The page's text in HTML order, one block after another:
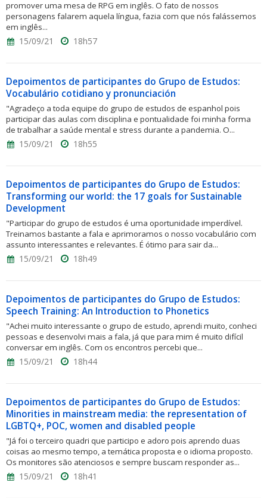
promover uma mesa de RPG em inglês. O fato de nossos
personagens falarem aquela língua, fazia com que nós falássemos
em inglês...
15/09/21 18h57
Depoimentos de participantes do Grupo de Estudos:
Vocabulário cotidiano y pronunciación
"Agradeço a toda equipe do grupo de estudos de espanhol pois
participar das aulas com disciplina e pontualidade foi minha forma
de trabalhar a saúde mental e stress durante a pandemia. O...
15/09/21 18h55
Depoimentos de participantes do Grupo de Estudos:
Transforming our world: the 17 goals for Sustainable
Development
"Participar do grupo de estudos é uma oportunidade imperdível.
Treinamos bastante a fala e aprimoramos o nosso vocabulário com
assunto interessantes e relevantes. É ótimo para sair da...
15/09/21 18h49
Depoimentos de participantes do Grupo de Estudos:
Speech Training: An Introduction to Phonetics
"Achei muito interessante o grupo de estudo, aprendi muito, conheci
pessoas e desenvolvi mais a fala, já que para mim é muito difícil
conversar em inglês. Com os encontros percebi que...
15/09/21 18h44
Depoimentos de participantes do Grupo de Estudos:
Minorities in mainstream media: the representation of
LGBTQ+, POC, women and disabled people
"Já foi o terceiro quadri que participo e adoro pois aprendo duas
coisas ao mesmo tempo, a temática proposta e o idioma proposto.
Os monitores são atenciosos e sempre buscam responder as...
15/09/21 18h41